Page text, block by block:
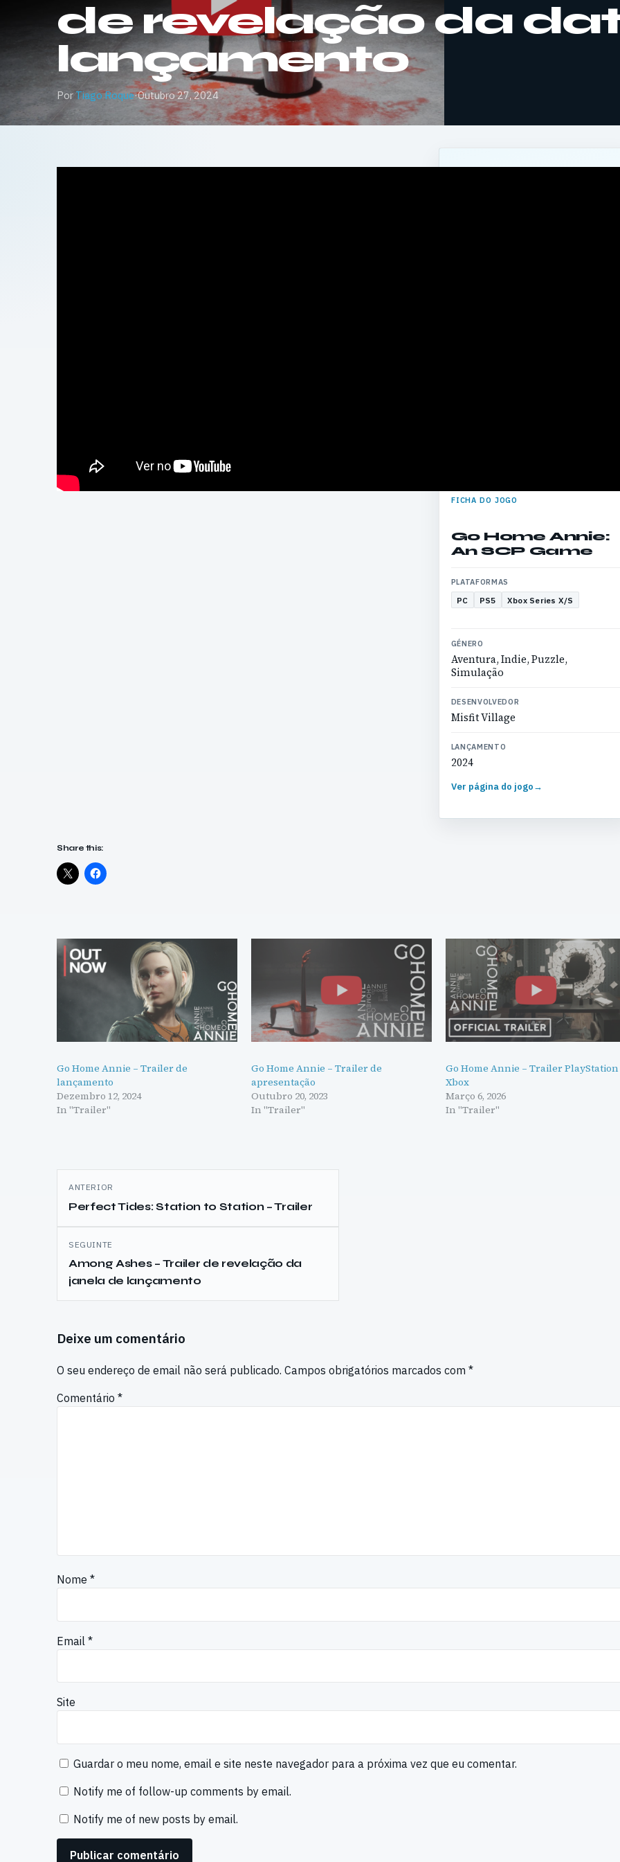
de revelação da
lançamento
PorTiago Roque·Outubro 27, 2024
FICHA DO JOGO
Go Home Annie:
An SCP Game
PLATAFORMAS
PC PS5 Xbox Series X/S
GÉNERO
Aventura, Indie, Puzzle,
Simulação
DESENVOLVEDOR
Misfit Village
LANÇAMENTO
2024
Ver página do jogo→
Share this:
Go Home Annie – Trailer de
lançamento
Dezembro 12, 2024
In "Trailer"
Go Home Annie – Trailer de
apresentação
Outubro 20, 2023
In "Trailer"
Go Home Annie – Trailer PlayStation
Xbox
Março 6, 2026
In "Trailer"
Navegação
de
artigos
ANTERIOR
Perfect Tides: Station to Station – Trailer
SEGUINTE
Among Ashes – Trailer de revelação da
janela de lançamento
Deixe um comentário
O seu endereço de email não será publicado. Campos obrigatórios marcados com *
Comentário *
Nome *
Email *
Site
Guardar o meu nome, email e site neste navegador para a próxima vez que eu comentar.
Notify me of follow-up comments by email.
Notify me of new posts by email.